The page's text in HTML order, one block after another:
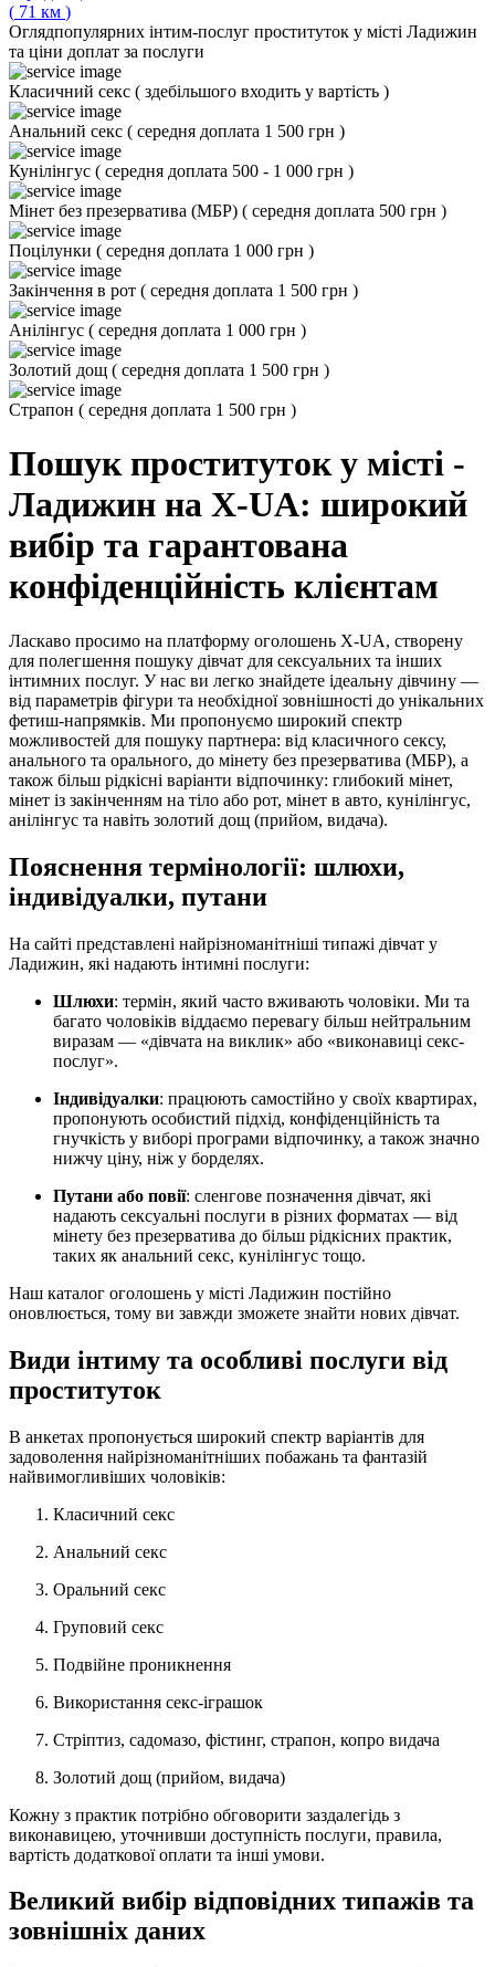
( 71 км )
Оглядпопулярних інтим-послуг проституток у місті Ладижин
та ціни доплат за послуги
Класичний секс ( здебільшого входить у вартість )
Анальний секс ( середня доплата 1 500 грн )
Кунілінгус ( середня доплата 500 - 1 000 грн )
Мінет без презерватива (МБР) ( середня доплата 500 грн )
Поцілунки ( середня доплата 1 000 грн )
Закінчення в рот ( середня доплата 1 500 грн )
Анілінгус ( середня доплата 1 000 грн )
Золотий дощ ( середня доплата 1 500 грн )
Страпон ( середня доплата 1 500 грн )
Пошук проституток у місті -
Ладижин на X-UA: широкий
вибір та гарантована
конфіденційність клієнтам
Ласкаво просимо на платформу оголошень X-UA, створену
для полегшення пошуку дівчат для сексуальних та інших
інтимних послуг. У нас ви легко знайдете ідеальну дівчину —
від параметрів фігури та необхідної зовнішності до унікальних
фетиш-напрямків. Ми пропонуємо широкий спектр
можливостей для пошуку партнера: від класичного сексу,
анального та орального, до мінету без презерватива (МБР), а
також більш рідкісні варіанти відпочинку: глибокий мінет,
мінет із закінченням на тіло або рот, мінет в авто, кунілінгус,
анілінгус та навіть золотий дощ (прийом, видача).
Пояснення термінології: шлюхи,
індивідуалки, путани
На сайті представлені найрізноманітніші типажі дівчат у
Ладижин, які надають інтимні послуги:
Шлюхи: термін, який часто вживають чоловіки. Ми та
багато чоловіків віддаємо перевагу більш нейтральним
виразам — «дівчата на виклик» або «виконавиці секс-
послуг».
Індивідуалки: працюють самостійно у своїх квартирах,
пропонують особистий підхід, конфіденційність та
гнучкість у виборі програми відпочинку, а також значно
нижчу ціну, ніж у борделях.
Путани або повії: сленгове позначення дівчат, які
надають сексуальні послуги в різних форматах — від
мінету без презерватива до більш рідкісних практик,
таких як анальний секс, кунілінгус тощо.
Наш каталог оголошень у місті Ладижин постійно
оновлюється, тому ви завжди зможете знайти нових дівчат.
Види інтиму та особливі послуги від
проституток
В анкетах пропонується широкий спектр варіантів для
задоволення найрізноманітніших побажань та фантазій
найвимогливіших чоловіків:
Класичний секс
Анальний секс
Оральний секс
Груповий секс
Подвійне проникнення
Використання секс-іграшок
Стріптиз, садомазо, фістинг, страпон, копро видача
Золотий дощ (прийом, видача)
Кожну з практик потрібно обговорити заздалегідь з
виконавицею, уточнивши доступність послуги, правила,
вартість додаткової оплати та інші умови.
Великий вибір відповідних типажів та
зовнішніх даних